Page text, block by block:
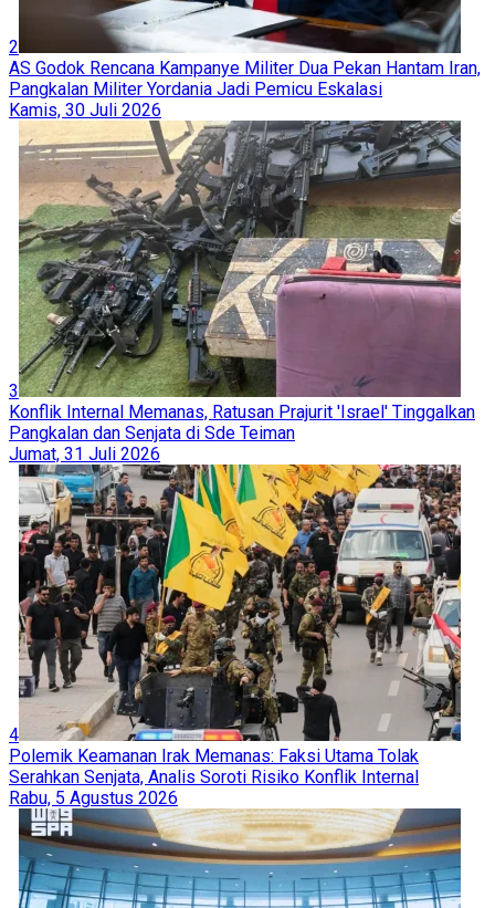
2
AS Godok Rencana Kampanye Militer Dua Pekan Hantam Iran,
Pangkalan Militer Yordania Jadi Pemicu Eskalasi
Kamis, 30 Juli 2026
3
Konflik Internal Memanas, Ratusan Prajurit 'Israel' Tinggalkan
Pangkalan dan Senjata di Sde Teiman
Jumat, 31 Juli 2026
4
Polemik Keamanan Irak Memanas: Faksi Utama Tolak
Serahkan Senjata, Analis Soroti Risiko Konflik Internal
Rabu, 5 Agustus 2026